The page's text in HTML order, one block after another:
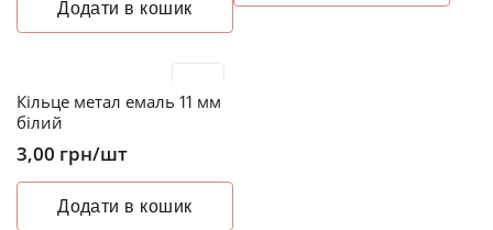
Додати в кошик
Кільце метал емаль 11 мм
білий
3,00 грн/шт
Додати в кошик